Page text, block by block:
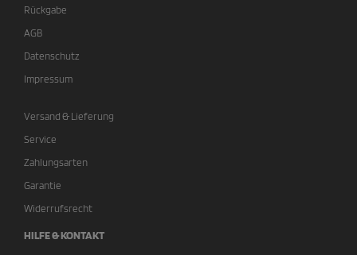
Rückgabe
AGB
Datenschutz
Impressum
Versand & Lieferung
Service
Zahlungsarten
Garantie
Widerrufsrecht
HILFE & KONTAKT